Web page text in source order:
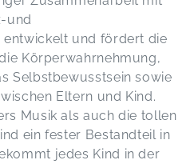
und
und fördert die
Körperwahrnehmung,
Selbstbewusstsein sowie
Eltern und Kind.
Musik als auch die tollen
ein fester Bestandteil in
jedes Kind in der